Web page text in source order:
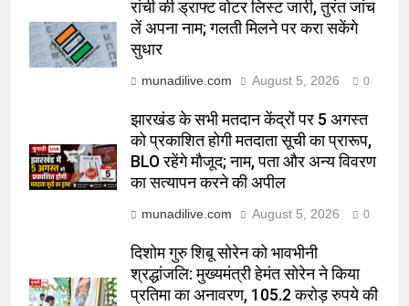
रांची की ड्राफ्ट वोटर लिस्ट जारी, तुरंत जांच
लें अपना नाम; गलती मिलने पर करा सकेंगे
सुधार
munadilive.com August 5, 2026 0
झारखंड के सभी मतदान केंद्रों पर 5 अगस्त
को प्रकाशित होगी मतदाता सूची का प्रारूप,
BLO रहेंगे मौजूद; नाम, पता और अन्य विवरण
का सत्यापन करने की अपील
munadilive.com August 5, 2026 0
दिशोम गुरु शिबू सोरेन को भावभीनी
श्रद्धांजलि: मुख्यमंत्री हेमंत सोरेन ने किया
प्रतिमा का अनावरण, 105.2 करोड़ रुपये की